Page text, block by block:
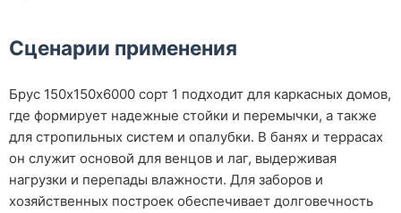
Сценарии применения
Брус 150х150х6000 сорт 1 подходит для каркасных домов,
где формирует надежные стойки и перемычки, а также
для стропильных систем и опалубки. В банях и террасах
он служит основой для венцов и лаг, выдерживая
нагрузки и перепады влажности. Для заборов и
хозяйственных построек обеспечивает долговечность